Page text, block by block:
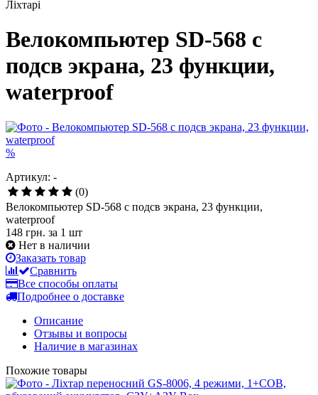
Ліхтарі
Велокомпьютер SD-568 с
подсв экрана, 23 функции,
waterproof
%
Артикул: -
(0)
Велокомпьютер SD-568 с подсв экрана, 23 функции,
waterproof
148 грн. за 1 шт
Нет в наличии
Заказать товар
Сравнить
Все способы оплаты
Подробнее о доставке
Описание
Отзывы и вопросы
Наличие в магазинах
Похожие товары